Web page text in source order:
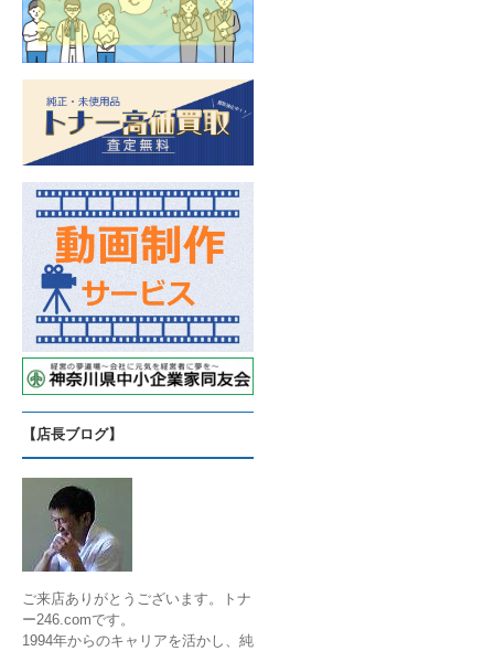
【店長ブログ】
ご来店ありがとうございます。トナ
ー246.comです。
1994年からのキャリアを活かし、純